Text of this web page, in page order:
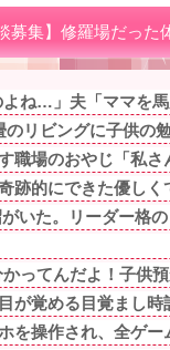
募集】修羅場だった
ね…」夫「ママを
リビングに子供の
職場のおやじ「私
跡的にできた優し
いた。リーダー格
ってんだよ！子供
が覚める目覚まし
を操作され、全ゲ